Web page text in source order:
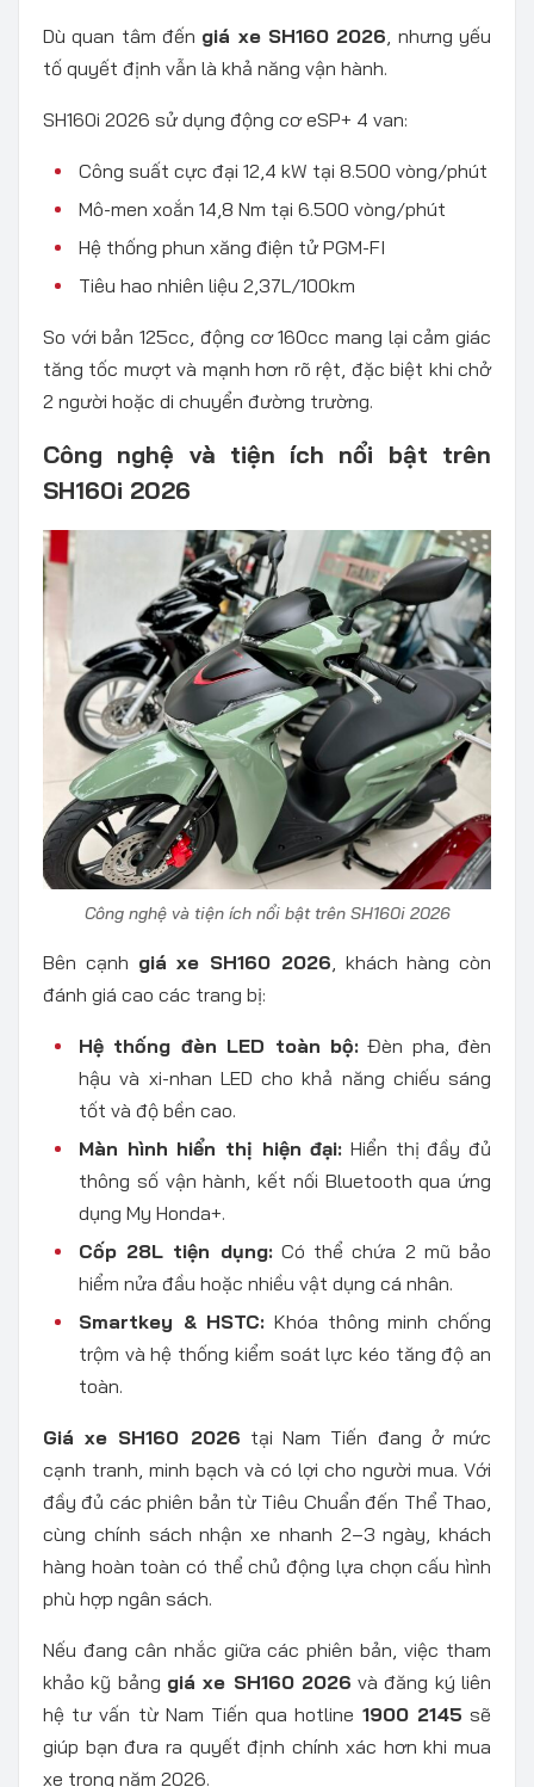
Dù quan tâm đến giá xe SH160 2026 , nhưng yếu
tố quyết định vẫn là khả năng vận hành.
SH160i 2026 sử dụng động cơ eSP+ 4 van:
Công suất cực đại 12,4 kW tại 8.500 vòng/phút
Mô-men xoắn 14,8 Nm tại 6.500 vòng/phút
Hệ thống phun xăng điện tử PGM-FI
Tiêu hao nhiên liệu 2,37L/100km
So với bản 125cc, động cơ 160cc mang lại cảm giác
tăng tốc mượt và mạnh hơn rõ rệt, đặc biệt khi chở
2 người hoặc di chuyển đường trường.
Công nghệ và tiện ích nổi bật trên
SH160i 2026
Công nghệ và tiện ích nổi bật trên SH160i 2026
Bên cạnh giá xe SH160 2026 , khách hàng còn
đánh giá cao các trang bị:
Hệ thống đèn LED toàn bộ: Đèn pha, đèn
hậu và xi-nhan LED cho khả năng chiếu sáng
tốt và độ bền cao.
Màn hình hiển thị hiện đại: Hiển thị đầy đủ
thông số vận hành, kết nối Bluetooth qua ứng
dụng My Honda+.
Cốp 28L tiện dụng: Có thể chứa 2 mũ bảo
hiểm nửa đầu hoặc nhiều vật dụng cá nhân.
Smartkey & HSTC: Khóa thông minh chống
trộm và hệ thống kiểm soát lực kéo tăng độ an
toàn.
Giá xe SH160 2026 tại Nam Tiến đang ở mức
cạnh tranh, minh bạch và có lợi cho người mua. Với
đầy đủ các phiên bản từ Tiêu Chuẩn đến Thể Thao,
cùng chính sách nhận xe nhanh 2–3 ngày, khách
hàng hoàn toàn có thể chủ động lựa chọn cấu hình
phù hợp ngân sách.
Nếu đang cân nhắc giữa các phiên bản, việc tham
khảo kỹ bảng giá xe SH160 2026 và đăng ký liên
hệ tư vấn từ Nam Tiến qua hotline 1900 2145 sẽ
giúp bạn đưa ra quyết định chính xác hơn khi mua
xe trong năm 2026.